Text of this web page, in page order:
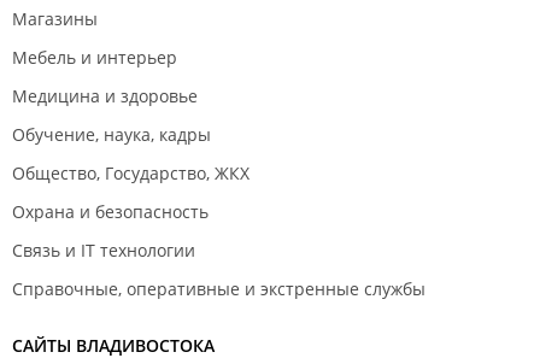
Магазины
Мебель и интерьер
Медицина и здоровье
Обучение, наука, кадры
Общество, Государство, ЖКХ
Охрана и безопасность
Связь и IT технологии
Справочные, оперативные и экстренные службы
САЙТЫ ВЛАДИВОСТОКА